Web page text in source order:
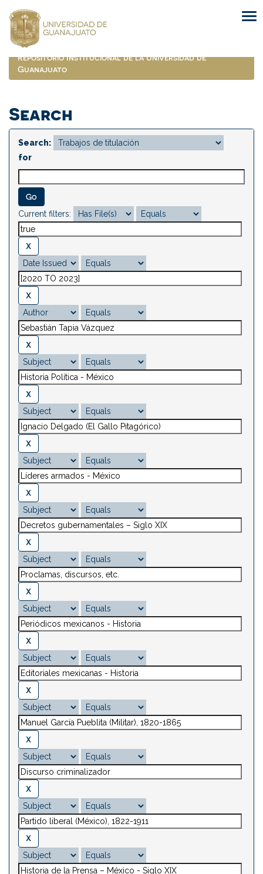
navigation
Repositorio Institucional de la Universidad de
Guanajuato
Search
Search:
for
Current filters: